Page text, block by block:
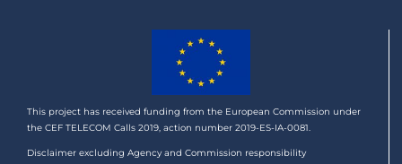
This project has received funding from the European Commission under
the CEF TELECOM Calls 2019, action number 2019-ES-IA-0081.
Disclaimer excluding Agency and Commission responsibility